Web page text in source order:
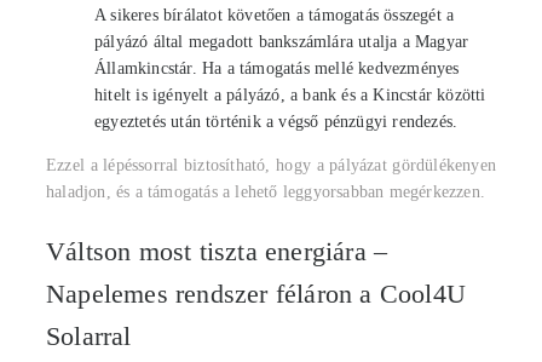
A sikeres bírálatot követően a támogatás összegét a
pályázó által megadott bankszámlára utalja a Magyar
Államkincstár. Ha a támogatás mellé kedvezményes
hitelt is igényelt a pályázó, a bank és a Kincstár közötti
egyeztetés után történik a végső pénzügyi rendezés.
Ezzel a lépéssorral biztosítható, hogy a pályázat gördülékenyen
haladjon, és a támogatás a lehető leggyorsabban megérkezzen.
Váltson most tiszta energiára –
Napelemes rendszer féláron a Cool4U
Solarral